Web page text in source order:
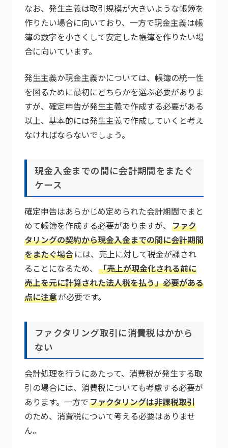
なお、発生主義は取引規模が大きいような帳簿を
作りたい場合に向いており、一方で現金主義は帳
簿の数字を小さくして安定した帳簿を作りたい場
合に向いています。
発生主義か現金主義かについては、帳簿の統一性
を図るために最初にどちらかを選ぶ必要がありま
すが、確定申告が発生主義で作成する必要がある
以上、基本的には発生主義で作成していくと考え
なければならないでしょう。
現金入金までの間に会計期間をまたぐ
ケース
確定申告はあらかじめ定められた会計期間でまと
めて帳簿を作成する必要がありますが、 ファク
タリングの契約から現金入金までの間に会計期間
をまたぐ場合には、売上に対して税金が課され
ることになるため、 「売上が現金化される前に
売上を元に計算された法人税を払う」必要がある
点に注意が必要です。
ファクタリング取引に消費税はかから
ない
会計処理を行うにあたって、消費税が発生する取
引の場合には、消費税についても考慮する必要が
あります。一方でファクタリングは非課税取引
のため、消費税について考える必要はありませ
ん。